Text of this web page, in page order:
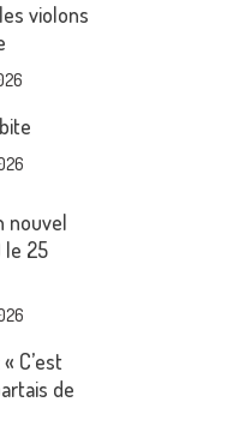
violons
nouvel
le 25
C’est
de